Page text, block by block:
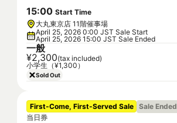
15:00 Start Time
大丸東京店 11階催事場
April 25, 2026 0:00 JST Sale Start
April 25, 2026 15:00 JST Sale Ended
一般
¥2,300(tax included)
小学生（¥1,300）
Sold Out
First-Come, First-Served Sale Sale Ended
当日券